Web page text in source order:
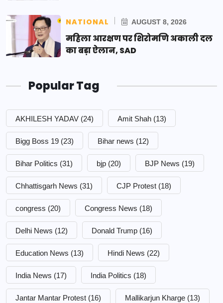
NATIONAL AUGUST 8, 2026
महिला आरक्षण पर शिरोमणि अकाली दल
का बड़ा ऐलान, SAD
Popular Tag
AKHILESH YADAV (24) Amit Shah (13)
Bigg Boss 19 (23) Bihar news (12)
Bihar Politics (31) bjp (20) BJP News (19)
Chhattisgarh News (31) CJP Protest (18)
congress (20) Congress News (18)
Delhi News (12) Donald Trump (16)
Education News (13) Hindi News (22)
India News (17) India Politics (18)
Jantar Mantar Protest (16) Mallikarjun Kharge (13)